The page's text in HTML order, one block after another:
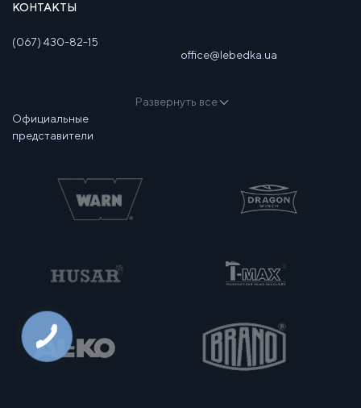
КОНТАКТЫ
(067) 430-82-15
office@lebedka.ua
Развернуть все
Официальные
представители